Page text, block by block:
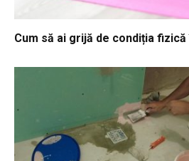
Cum să ai grijă de condiția